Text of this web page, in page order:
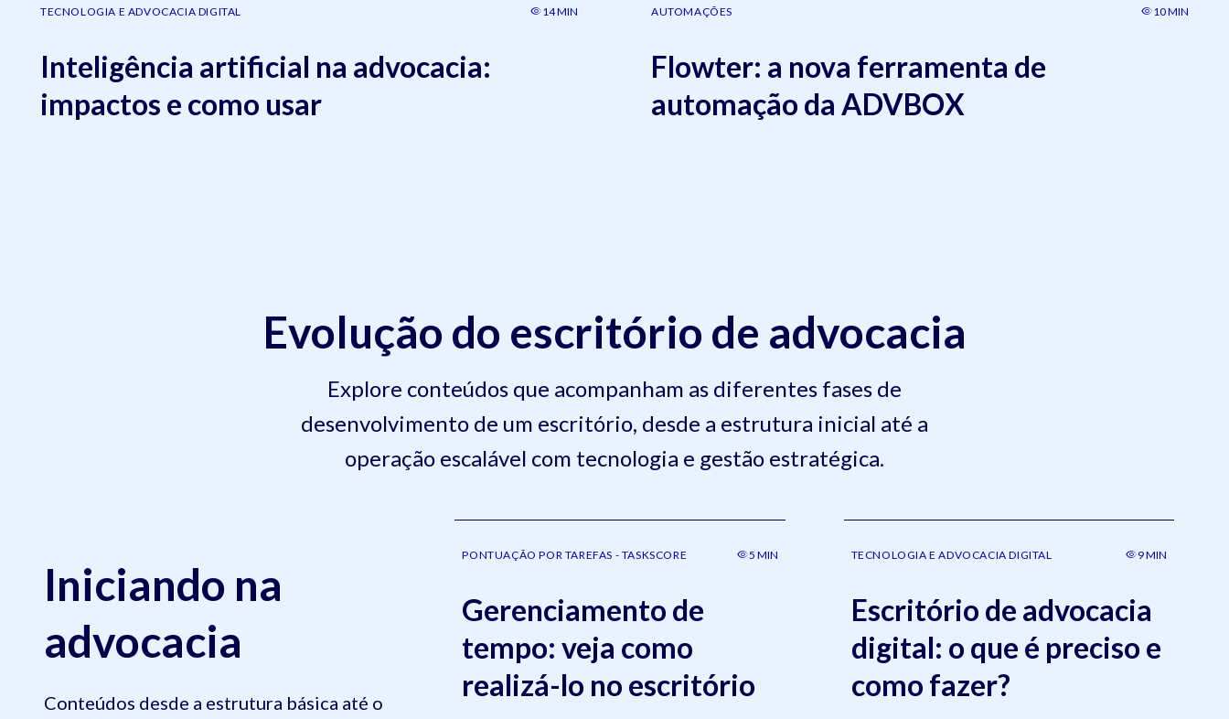
TECNOLOGIA E ADVOCACIA DIGITAL 14 MIN
Inteligência artificial na advocacia:
impactos e como usar
AUTOMAÇÕES 10 MIN
Flowter: a nova ferramenta de
automação da ADVBOX
Evolução do escritório de advocacia
Explore conteúdos que acompanham as diferentes fases de
desenvolvimento de um escritório, desde a estrutura inicial até a
operação escalável com tecnologia e gestão estratégica.
Iniciando na
advocacia
Conteúdos desde a estrutura básica até o
PONTUAÇÃO POR TAREFAS - TASKSCORE 5 MIN
Gerenciamento de
tempo: veja como
realizá-lo no escritório
TECNOLOGIA E ADVOCACIA DIGITAL 9 MIN
Escritório de advocacia
digital: o que é preciso e
como fazer?